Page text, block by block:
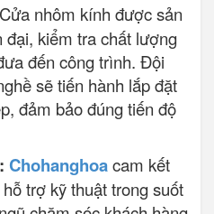
Cửa nhôm kính được sản
đại, kiểm tra chất lượng
đến công trình. Đội
sẽ tiến hành lắp đặt
đảm bảo đúng tiến độ
Chohanghoacam kết
trợ kỹ thuật trong suốt